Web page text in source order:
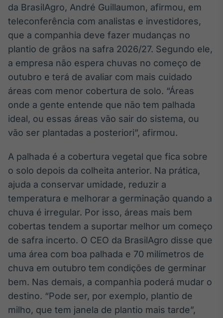
Broadcast
Curadoria
Curadoria de
conteúdos
noticiosos
Soluções de
Tecnologia
Broadcast
Monitoramento
inteligente de
notícias e
conteúdos
Broadcast
Fundos
A melhor
plataforma para
analisar fundos
de investimento
IA
BroadFast
da BrasilAgro, André Guillaumon, afirmou, em
teleconferência com analistas e investidores,
que a companhia deve fazer mudanças no
plantio de grãos na safra 2026/27. Segundo ele,
a empresa não espera chuvas no começo de
outubro e terá de avaliar com mais cuidado
áreas com menor cobertura de solo. “Áreas
onde a gente entende que não tem palhada
ideal, ou essas áreas vão sair do sistema, ou
vão ser plantadas a posteriori”, afirmou.
A palhada é a cobertura vegetal que fica sobre
o solo depois da colheita anterior. Na prática,
ajuda a conservar umidade, reduzir a
temperatura e melhorar a germinação quando a
chuva é irregular. Por isso, áreas mais bem
cobertas tendem a suportar melhor um começo
de safra incerto. O CEO da BrasilAgro disse que
uma área com boa palhada e 70 milímetros de
chuva em outubro tem condições de germinar
bem. Nas demais, a companhia poderá mudar o
destino. “Pode ser, por exemplo, plantio de
milho, que tem janela de plantio mais tarde”,